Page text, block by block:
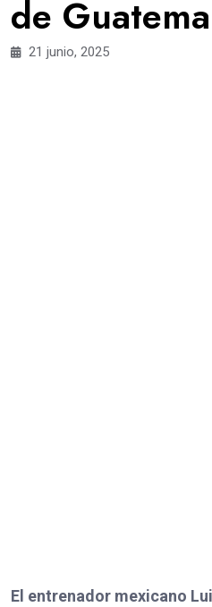
de
21 junio, 2025
El entrenador mexicano